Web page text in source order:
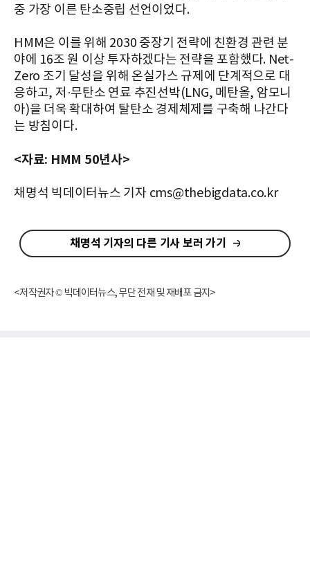
중 가장 이른 탄소중립 선언이었다.
HMM은 이를 위해 2030 중장기 전략에 친환경 관련 분
야에 16조 원 이상 투자하겠다는 전략을 포함했다. Net-
Zero 조기 달성을 위해 온실가스 규제에 단계적으로 대
응하고, 저·무탄소 연료 추진선박(LNG, 메탄올, 암모니
아)을 더욱 확대하여 탈탄소 경제체제를 구축해 나간다
는 방침이다.
<자료: HMM 50년사>
채명석 빅데이터뉴스 기자 cms@thebigdata.co.kr
채명석 기자의 다른 기사 보러 가기
<저작권자 © 빅데이터뉴스, 무단 전재 및 재배포 금지>